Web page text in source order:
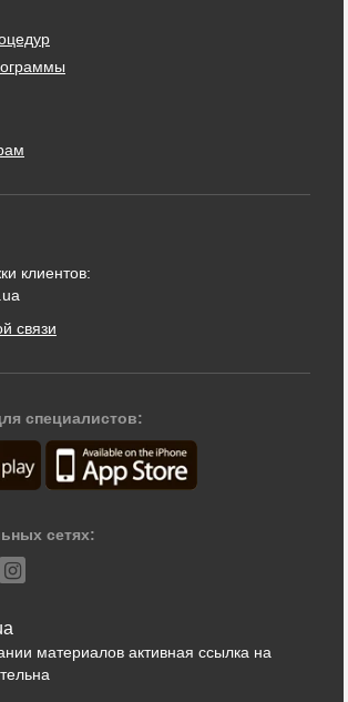
клиентов:
связи
специалистов:
сетях:
материалов активная ссылка на